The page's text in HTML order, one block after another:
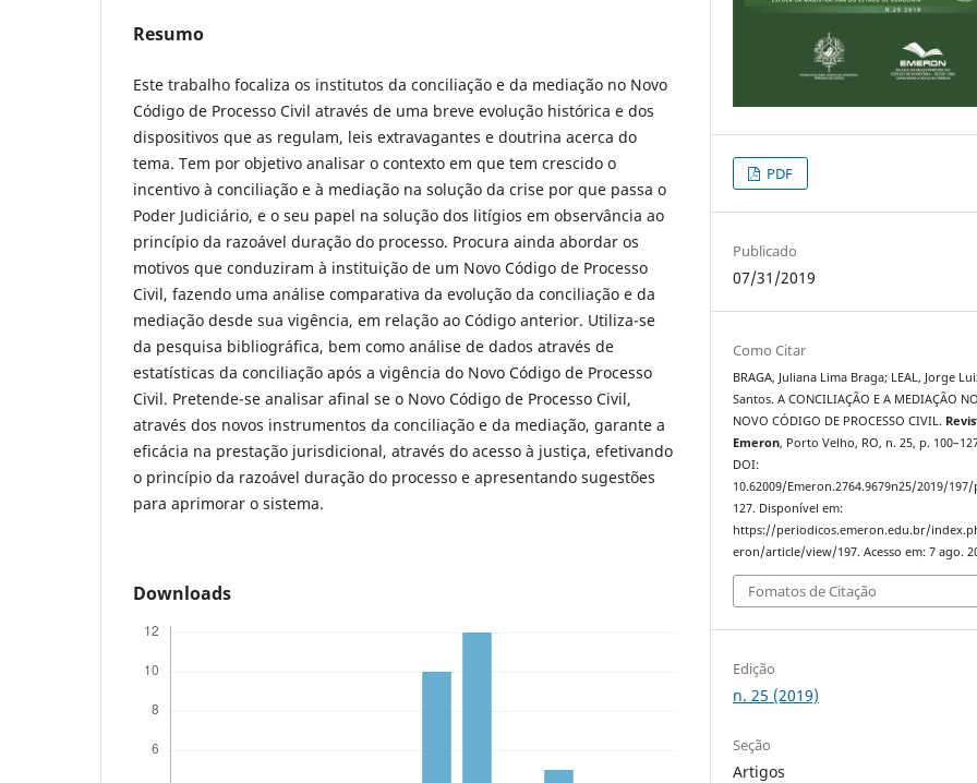
Resumo
Este trabalho focaliza os institutos da conciliação e da mediação no Novo
Código de Processo Civil através de uma breve evolução histórica e dos
dispositivos que as regulam, leis extravagantes e doutrina acerca do
tema. Tem por objetivo analisar o contexto em que tem crescido o
incentivo à conciliação e à mediação na solução da crise por que passa o
Poder Judiciário, e o seu papel na solução dos litígios em observância ao
princípio da razoável duração do processo. Procura ainda abordar os
motivos que conduziram à instituição de um Novo Código de Processo
Civil, fazendo uma análise comparativa da evolução da conciliação e da
mediação desde sua vigência, em relação ao Código anterior. Utiliza-se
da pesquisa bibliográfica, bem como análise de dados através de
estatísticas da conciliação após a vigência do Novo Código de Processo
Civil. Pretende-se analisar afinal se o Novo Código de Processo Civil,
através dos novos instrumentos da conciliação e da mediação, garante a
eficácia na prestação jurisdicional, através do acesso à justiça, efetivando
o princípio da razoável duração do processo e apresentando sugestões
para aprimorar o sistema.
Downloads
PDF
Publicado
07/31/2019
Como Citar
BRAGA, Juliana Lima Braga; LEAL, Jorge
Santos. A CONCILIAÇÃO E A MEDIAÇÃO NO
NOVO CÓDIGO DE PROCESSO CIVIL.
Emeron, Porto Velho, RO, n. 25, p.
DOI:
10.62009/Emeron.2764.9679n25/2019/197/
127. Disponível em:
https://periodicos.emeron.edu.br/
eron/article/view/197. Acesso em: 7 ago.
Fomatos de Citação
Edição
n. 25 (2019)
Seção
Artigos